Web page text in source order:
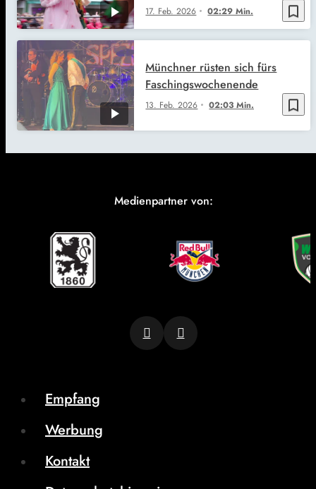
bookmark_border
17. Feb. 2026 02:29 Min.
bookmark_border
13. Feb. 2026 02:03 Min.
Münchner rüsten sich fürs
Faschingswochenende
Medienpartner von:
Empfang
Werbung
Kontakt